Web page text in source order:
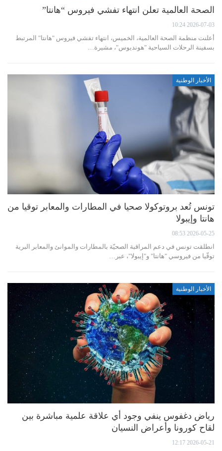
الصحة العالمية تعلن انتهاء تفشي فيروس “هانتا”
2026-07-03 10:24
أعلنت منظمة الصحة العالمية، الخميس، انتهاء تفشي فيروس "هانتا" المرتبط
بسفينة الرحلات السياحية "هونديوس"، مشيرة…
الأخبار الوطنية
تونس تُعد بروتوكولا صحيا في المطارات والمعابر توقيا من
هانتا وإيبولا
2026-05-25 08:53
انطلقت تونس في دعم المراقبة الصحيّة بالمطارات والموانئ والمعابر البرية
توقّيا من فيروسي "هانتا" و"إيبولا"، عبر…
الأخبار الوطنية
رياض دغفوس ينفي وجود أي علاقة علمية مباشرة بين
لقاح كورونا وأعراض النسيان
2026-05-21 12:17